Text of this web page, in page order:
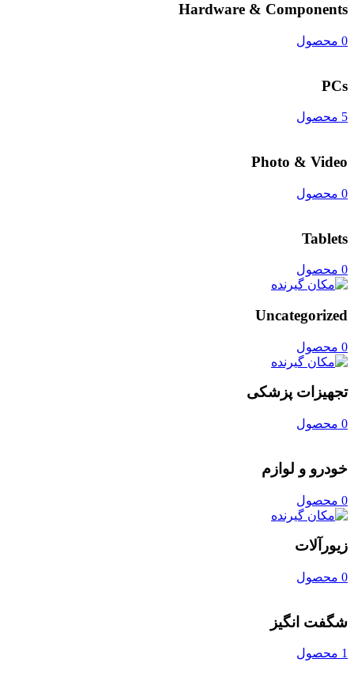
Hardware & Components
0 محصول
PCs
5 محصول
Photo & Video
0 محصول
Tablets
0 محصول
Uncategorized
0 محصول
تجهیزات پزشکی
0 محصول
خودرو و لوازم
0 محصول
زیورآلات
0 محصول
شگفت انگیز
1 محصول